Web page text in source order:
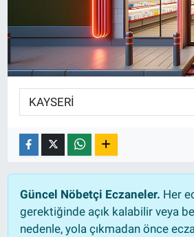
Güncel Nöbetçi Eczaneler. Her
gerektiğinde açık kalabilir veya
nedenle, yola çıkmadan önce